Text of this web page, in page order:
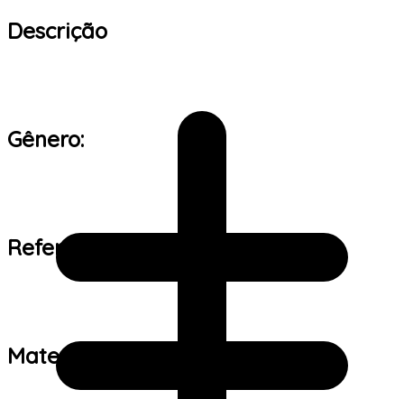
Descrição
Gênero:
Referência de tamanho:
Material: